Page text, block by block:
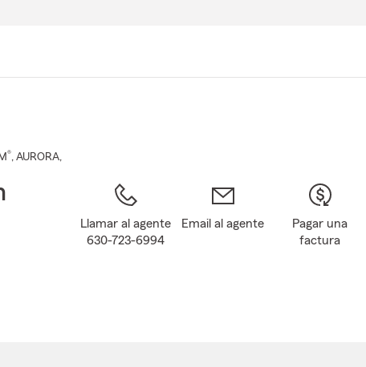
®, AURORA,
Llamar al agente
630-723-6994
Email al agente
Pagar una
factura